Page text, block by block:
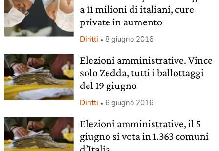
a 11 milioni di italiani, cure
private in aumento
Diritti 8 giugno 2016
Elezioni amministrative. Vince
solo Zedda, tutti i ballottaggi
del 19 giugno
Diritti 6 giugno 2016
Elezioni amministrative, il 5
giugno si vota in 1.363 comuni